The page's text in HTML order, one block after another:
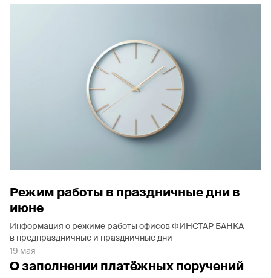
Режим работы в праздничные дни в
июне
Информация о режиме работы офисов ФИНСТАР БАНКА
в предпраздничные и праздничные дни
19 мая
О заполнении платёжных поручений